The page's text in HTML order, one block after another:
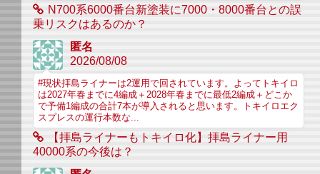
N700系6000番台新塗装に7000・8000番台との誤
乗リスクはあるのか？
匿名
2026/08/08
#現状拝島ライナーは2運用で回されています。よってトキイロ
は2027年春までに4編成＋2028年春までに最低2編成＋どこか
で予備1編成の合計7本が導入されると思います。トキイロエク
スプレスの運行本数な...
【拝島ライナーもトキイロ化】拝島ライナー用
40000系の今後は？